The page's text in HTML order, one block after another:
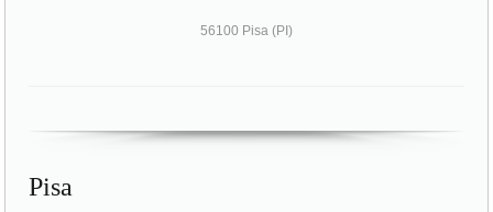
56100 Pisa (PI)
Pisa